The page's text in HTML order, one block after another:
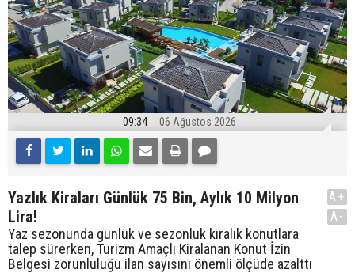
09:34 06 Ağustos 2026
Yazlık Kiraları Günlük 75 Bin, Aylık 10 Milyon
Lira!
Yaz sezonunda günlük ve sezonluk kiralık konutlara
talep sürerken, Turizm Amaçlı Kiralanan Konut İzin
Belgesi zorunluluğu ilan sayısını önemli ölçüde azalttı
A+
A-